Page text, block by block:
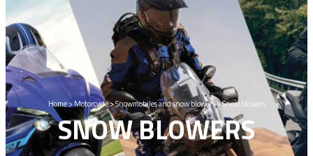
Home>Motorcycle>Snowmobiles and snow blowers>Snow blowers
SNOW BLOWERS